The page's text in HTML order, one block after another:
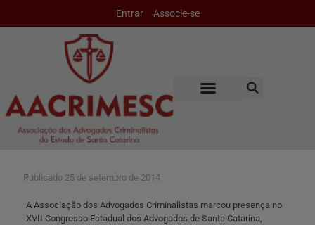
Entrar Associe-se
Publicado 25 de setembro de 2014
A Associação dos Advogados Criminalistas marcou presença no
XVII Congresso Estadual dos Advogados de Santa Catarina,